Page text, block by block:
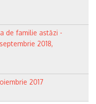
de familie astăzi -
2018,
2017